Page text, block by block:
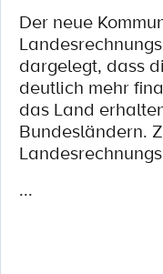
Der neue
dargelegt, dass
deutlich mehr
das Land
Bundesländern.
...